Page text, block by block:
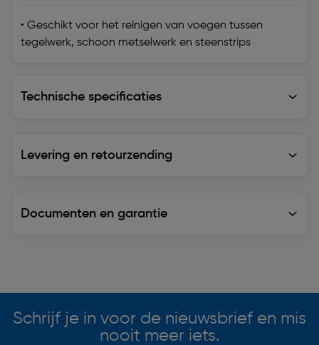
• Geschikt voor het reinigen van voegen tussen
tegelwerk, schoon metselwerk en steenstrips
Technische specificaties
Levering en retourzending
Documenten en garantie
Schrijf je in voor de nieuwsbrief en mis
nooit meer iets.